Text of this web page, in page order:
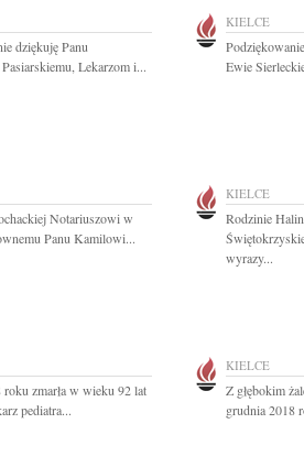
dziękuję Panu
Lekarzom i...
KIELCE
Ewie
Notariuszowi w
Panu Kamilowi...
KIELCE
Rodzinie
wyrazy...
zmarła w wieku 92 lat
pediatra...
KIELCE
Z głębokim
grudnia 2018